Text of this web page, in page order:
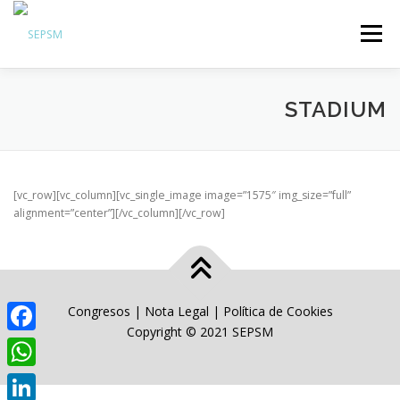
Menú
Comunicación
STADIUM
[vc_row][vc_column][vc_single_image image=”1575″ img_size=”full”
alignment=”center”][/vc_column][/vc_row]
Congresos | Nota Legal | Política de Cookies
Copyright © 2021 SEPSM
Facebook
WhatsApp